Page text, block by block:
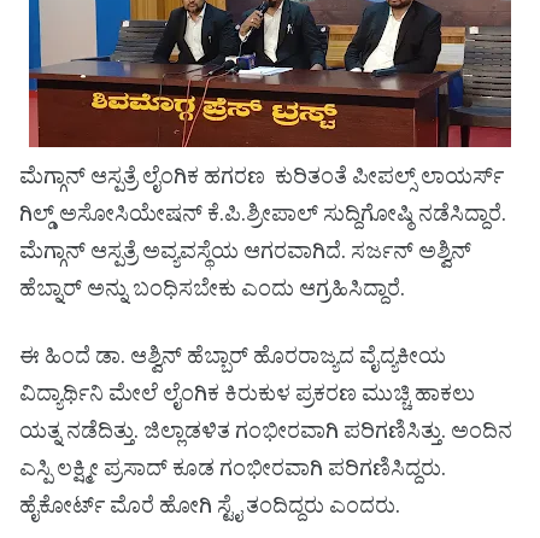
ಮೆಗ್ಗಾನ್ ಆಸ್ಪತ್ರೆ ಲೈಂಗಿಕ ಹಗರಣ ಕುರಿತಂತೆ ಪೀಪಲ್ಸ್ ಲಾಯರ್ಸ್
ಗಿಲ್ಡ್ ಅಸೋಸಿಯೇಷನ್ ಕೆ.ಪಿ.ಶ್ರೀಪಾಲ್ ಸುದ್ದಿಗೋಷ್ಠಿ ನಡೆಸಿದ್ದಾರೆ.
ಮೆಗ್ಗಾನ್ ಆಸ್ಪತ್ರೆ ಅವ್ಯವಸ್ಥೆಯ ಆಗರವಾಗಿದೆ. ಸರ್ಜನ್ ಅಶ್ವಿನ್
ಹೆಬ್ನಾರ್ ಅನ್ನು ಬಂಧಿಸಬೇಕು ಎಂದು ಆಗ್ರಹಿಸಿದ್ದಾರೆ.
ಈ ಹಿಂದೆ ಡಾ. ಆಶ್ವಿನ್ ಹೆಬ್ಬಾರ್ ಹೊರರಾಜ್ಯದ ವೈದ್ಯಕೀಯ
ವಿದ್ಯಾರ್ಥಿನಿ ಮೇಲೆ ಲೈಂಗಿಕ ಕಿರುಕುಳ ಪ್ರಕರಣ ಮುಚ್ಚಿ ಹಾಕಲು
ಯತ್ನ ನಡೆದಿತ್ತು. ಜಿಲ್ಲಾಡಳಿತ ಗಂಭೀರವಾಗಿ ಪರಿಗಣಿಸಿತ್ತು. ಅಂದಿನ
ಎಸ್ಪಿ ಲಕ್ಷ್ಮೀ ಪ್ರಸಾದ್ ಕೂಡ ಗಂಭೀರವಾಗಿ ಪರಿಗಣಿಸಿದ್ದರು.
ಹೈಕೋರ್ಟ್ ಮೊರೆ ಹೋಗಿ ಸ್ಟೈ ತಂದಿದ್ದರು ಎಂದರು.